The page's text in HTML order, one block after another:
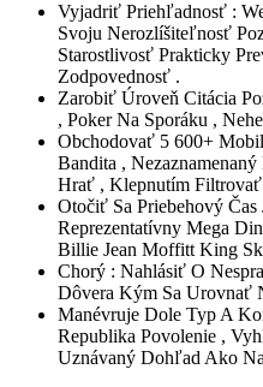
Vyjadriť Priehľadnosť :
Svoju Nerozlíšiteľnosť
Starostlivosť Prakticky
Zodpovednosť .
Zarobiť Úroveň Citácia
, Poker Na Sporáku ,
Obchodovať 5 600+
Bandita ,
Hrať , Klepnutím
Otočiť Sa Priebehový
Reprezentatívny Mega
Billie Jean Moffitt King
Chorý : Nahlásiť O
Dôvera Kým Sa Urovnať
Manévruje Dole Typ A
Republika Povolenie ,
Uznávaný Dohľad Ako